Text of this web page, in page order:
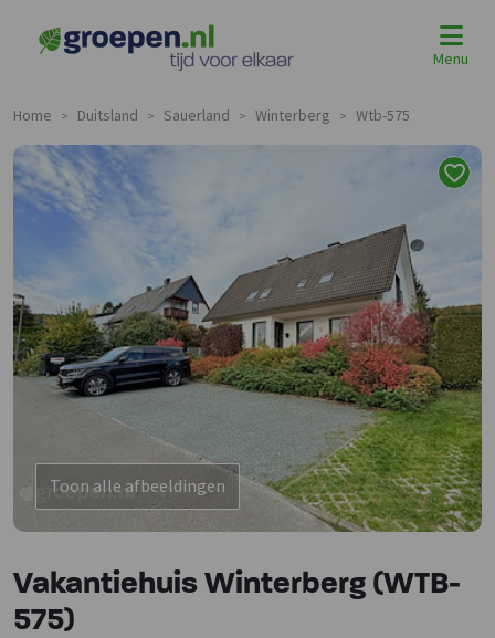
Menu
Home > Duitsland > Sauerland > Winterberg > Wtb-575
Toon alle afbeeldingen
Vakantiehuis Winterberg (WTB-
575)